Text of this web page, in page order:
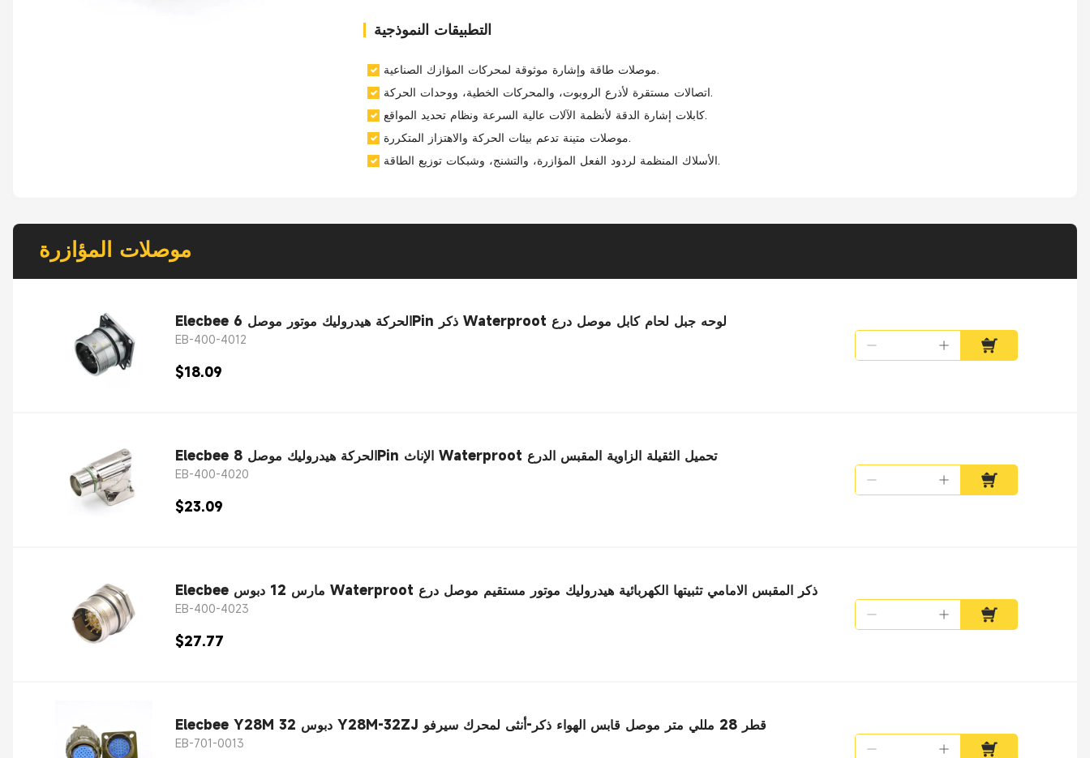
التطبيقات النموذجية
موصلات طاقة وإشارة موثوقة لمحركات المؤازك الصناعية.
اتصالات مستقرة لأذرع الروبوت، والمحركات الخطية، ووحدات الحركة.
كابلات إشارة الدقة لأنظمة الآلات عالية السرعة ونظام تحديد المواقع.
موصلات متينة تدعم بيئات الحركة والاهتزاز المتكررة.
الأسلاك المنظمة لردود الفعل المؤازرة، والتشنج، وشبكات توزيع الطاقة.
موصلات المؤازرة
Elecbee الحركة هيدروليك موتور موصل 6Pin ذكر Waterproot لوحه جبل لحام كابل موصل درع
EB-400-4012
$18.09
Elecbee الحركة هيدروليك موصل 8Pin الإناث Waterproot تحميل الثقيلة الزاوية المقبس الدرع
EB-400-4020
$23.09
Elecbee مارس 12 دبوس Waterproot ذكر المقبس الامامي تثبيتها الكهربائية هيدروليك موتور مستقيم موصل درع
EB-400-4023
$27.77
Elecbee Y28M 32 دبوس Y28M-32ZJ قطر 28 مللي متر موصل قابس الهواء ذكر-أنثى لمحرك سيرفو
EB-701-0013